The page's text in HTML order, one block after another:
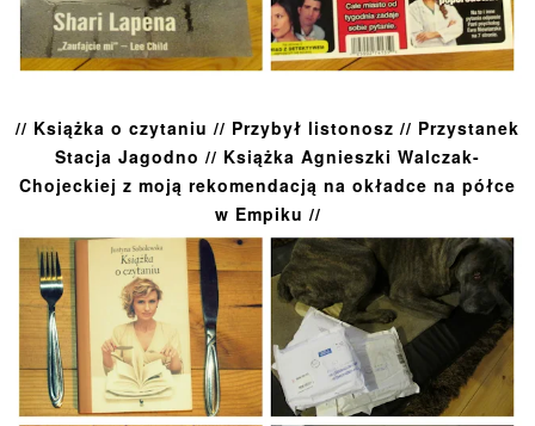
// Książka o czytaniu // Przybył listonosz // Przystanek
Stacja Jagodno // Książka Agnieszki Walczak-
Chojeckiej z moją rekomendacją na okładce na półce
w Empiku //